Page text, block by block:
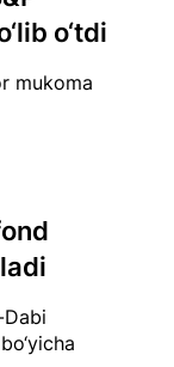
mukoma
o‘tdi
Dabi